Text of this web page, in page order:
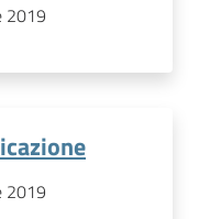
2019
2019